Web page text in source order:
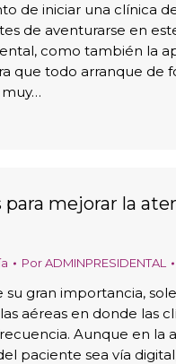
de iniciar una clínica
de aventurarse en
como también la
que todo arranque
para mejorar la
PorADMINPRESIDENTAL
su gran importancia,
aéreas en donde las
Aunque en la
paciente sea vía